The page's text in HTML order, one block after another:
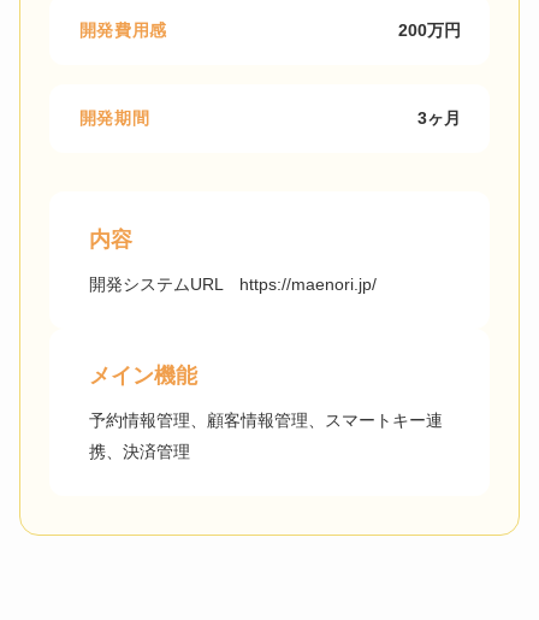
開発費用感 200万円
開発期間 3ヶ月
内容
開発システムURL https://maenori.jp/
メイン機能
予約情報管理、顧客情報管理、スマートキー連
携、決済管理